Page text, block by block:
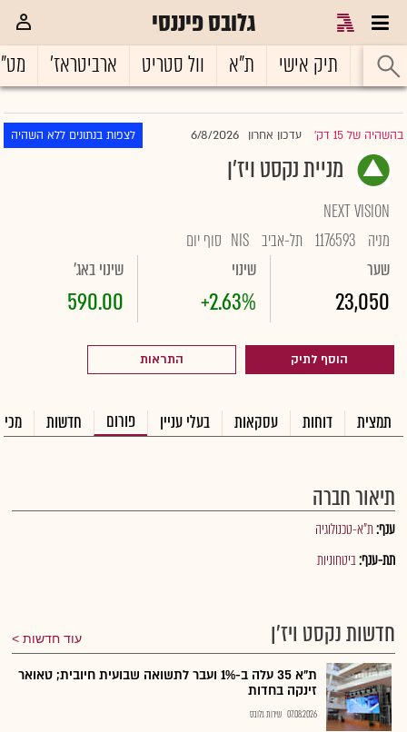
גלובס פיננסי
ראשי תיק אישי ת"א וול סטריט ארביטראז'
בהשהיה של 15 דק' |עדכון אחרון 6/8/2026 לצפות בנתונים ללא השהיה
מניית נקסט ויז'ן
NEXT VISION
מניה 1176593 תל-אביב NIS סוף יום
שער
23,050
שינוי
+2.63%
שינוי באג'
590.00
הוסף לתיק התראות
תמצית דוחות עסקאות בעלי עניין פורום חדשות
תיאור חברה
ענף:ת"א-טכנולוגיה
תת-ענף:ביטחוניות
חדשות נקסט ויז'ן עוד חדשות
ת"א 35 עלה ב-1% ועבר לתשואה שבועית חיובית; טאואר
זינקה בחדות
07.08.2026 שירות גלובס